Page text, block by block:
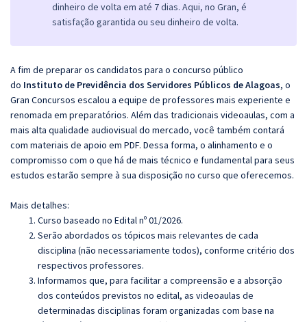
dinheiro de volta em até 7 dias. Aqui, no Gran, é
satisfação garantida ou seu dinheiro de volta.
A fim de preparar os candidatos para o concurso público
do Instituto de Previdência dos Servidores Públicos de Alagoas, o
Gran Concursos escalou a equipe de professores mais experiente e
renomada em preparatórios. Além das tradicionais videoaulas, com a
mais alta qualidade audiovisual do mercado, você também contará
com materiais de apoio em PDF. Dessa forma, o alinhamento e o
compromisso com o que há de mais técnico e fundamental para seus
estudos estarão sempre à sua disposição no curso que oferecemos.
Mais detalhes:
Curso baseado no Edital nº 01/2026.
Serão abordados os tópicos mais relevantes de cada
disciplina (não necessariamente todos), conforme critério dos
respectivos professores.
Informamos que, para facilitar a compreensão e a absorção
dos conteúdos previstos no edital, as videoaulas de
determinadas disciplinas foram organizadas com base na